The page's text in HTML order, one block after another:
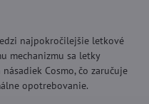
najpokročilejšie letkové
mechanizmu sa letky
Cosmo, čo zaručuje
opotrebovanie.